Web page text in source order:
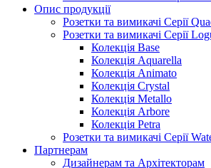
Опис продукції
Розетки та вимикачі Серії
Розетки та вимикачі Серії
Колекція Base
Колекція Aquarella
Колекція Animato
Колекція Crystal
Колекція Metallo
Колекція Arbore
Колекція Petra
Розетки та вимикачі Серії
Партнерам
Дизайнерам та Архітекторам